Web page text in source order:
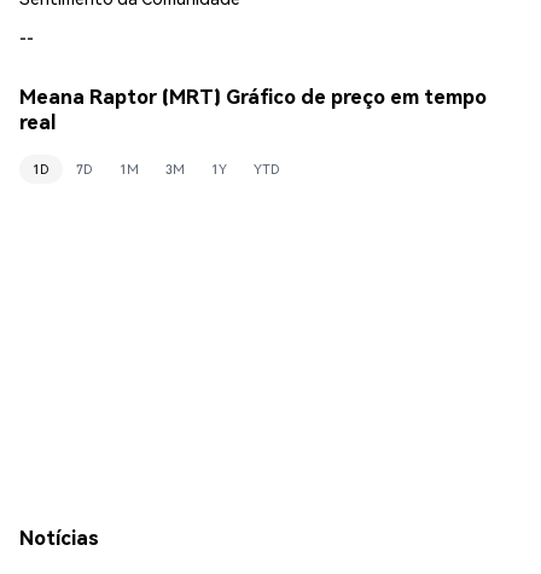
--
Meana Raptor (MRT) Gráfico de preço em tempo
real
1D 7D 1M 3M 1Y YTD
Notícias